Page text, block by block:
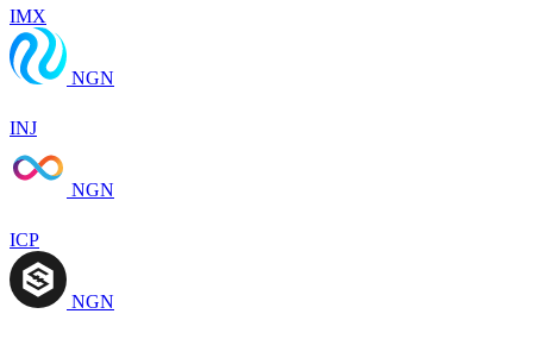
IMX
NGN
INJ
NGN
ICP
NGN